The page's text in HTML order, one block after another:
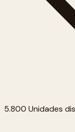
5.800 Unidades